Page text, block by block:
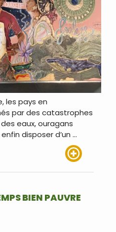
les pays en
par des catastrophes
eaux, ouragans
disposer d’un …
BIEN PAUVRE